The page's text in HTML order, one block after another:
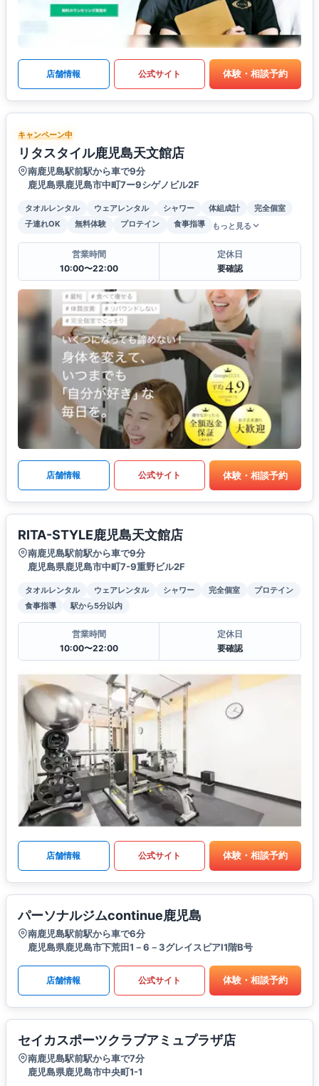
店舗情報 公式サイト 体験・相談予約
キャンペーン中
リタスタイル鹿児島天文館店
南鹿児島駅前駅から車で9分
鹿児島県鹿児島市中町7ー9シゲノビル2F
タオルレンタル ウェアレンタル シャワー 体組成計
完全個室
子連れOK
無料体験 プロテイン 食事指導 もっと見る
営業時間
10:00〜22:00
定休日
要確認
店舗情報 公式サイト 体験・相談予約
RITA-STYLE鹿児島天文館店
南鹿児島駅前駅から車で9分
鹿児島県鹿児島市中町7-9重野ビル2F
タオルレンタル ウェアレンタル シャワー 完全個室
プロテイン
食事指導
駅から5分以内
営業時間
10:00〜22:00
定休日
要確認
店舗情報 公式サイト 体験・相談予約
パーソナルジムcontinue鹿児島
南鹿児島駅前駅から車で6分
鹿児島県鹿児島市下荒田1－6－3グレイスピアⅠ1階B号
店舗情報 公式サイト 体験・相談予約
セイカスポーツクラブアミュプラザ店
南鹿児島駅前駅から車で7分
鹿児島県鹿児島市中央町1-1